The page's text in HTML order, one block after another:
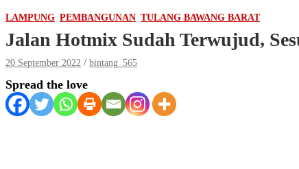
LAMPUNG PEMBANGUNAN TULANG BAWANG BARAT
Jalan Hotmix Sudah Terwujud,
20 September 2022 bintang_565
Spread the love